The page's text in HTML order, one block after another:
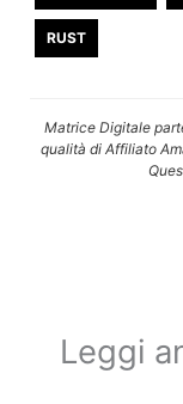
RUST
Matrice Digitale
qualità di Affiliato
Leggi